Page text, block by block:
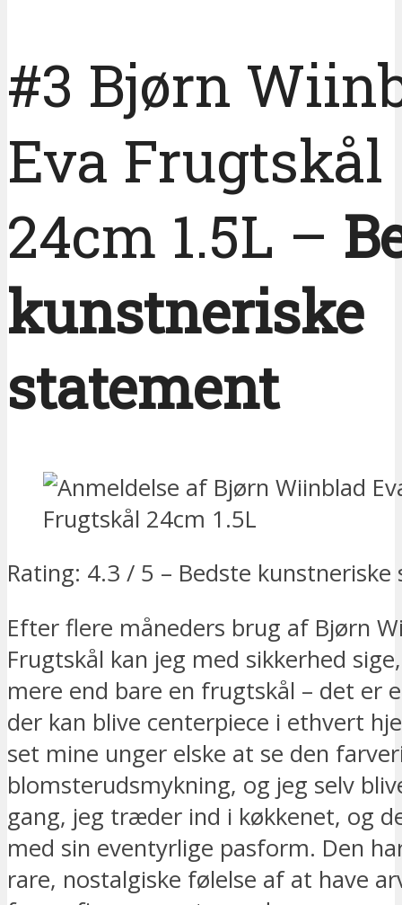
#3 Bjørn
Eva Frugtskål
24cm 1.5L –
kunstneriske
statement
Rating: 4.3 / 5 – Bedste
Efter flere måneders brug af Bjørn
Frugtskål kan jeg med sikkerhed
mere end bare en frugtskål – det er
der kan blive centerpiece i ethvert
set mine unger elske at se den
blomsterudsmykning, og jeg selv
gang, jeg træder ind i køkkenet, og
med sin eventyrlige pasform. Den
rare, nostalgiske følelse af at have